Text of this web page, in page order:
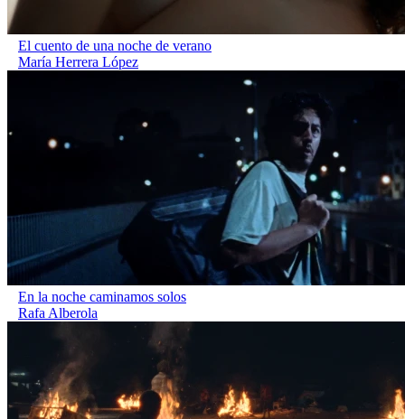
El cuento de una noche de verano
María Herrera López
En la noche caminamos solos
Rafa Alberola